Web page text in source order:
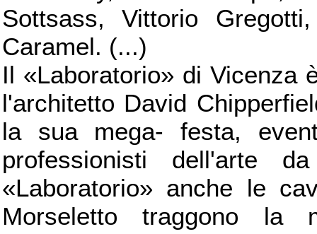
Sottsass, Vittorio
Caramel. (...)
Il «Laboratorio» di Vicenza
l'architetto David
la sua mega- festa,
professionisti dell'arte
«Laboratorio» anche le
Morseletto traggono la